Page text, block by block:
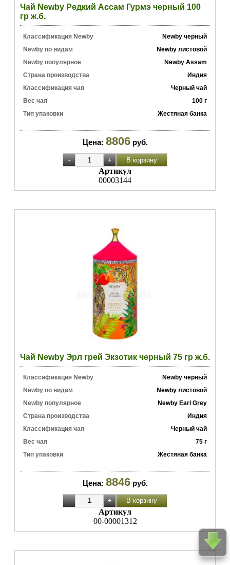
Чай Newby Редкий Ассам Гурмэ черный 100
гр ж.б.
Классификация Newby
Newby черный
Newby по видам
Newby листовой
Newby популярное
Newby Assam
Страна производства
Индия
Классификация чая
Черный чай
Вес чая
100 г
Тип упаковки
Жестяная банка
Цена: 8806 руб.
Артикул
00003144
Чай Newby Эрл грей Экзотик черный 75 гр ж.б.
Классификация Newby
Newby черный
Newby по видам
Newby листовой
Newby популярное
Newby Earl Grey
Страна производства
Индия
Классификация чая
Черный чай
Вес чая
75 г
Тип упаковки
Жестяная банка
Цена: 8846 руб.
Артикул
00-00001312